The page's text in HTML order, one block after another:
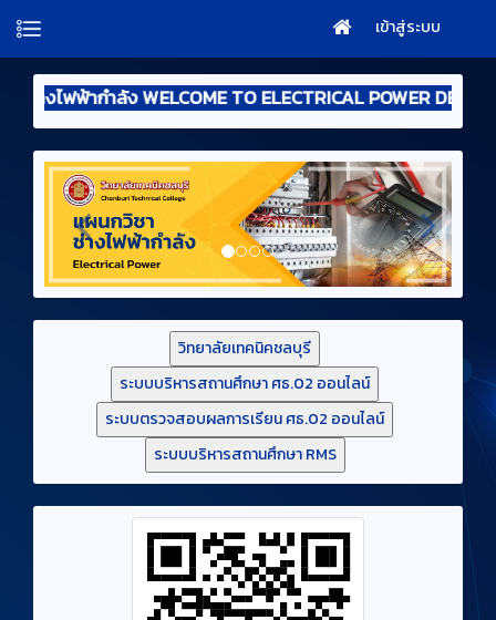
เข้าสู่ระบบ
สู่แผนกวิชาช่างไฟฟ้ากำลัง WELCOME TO ELECTRICAL
วิทยาลัยเทคนิคชลบุรี
ระบบบริหารสถานศึกษา ศธ.02 ออนไลน์
ระบบตรวจสอบผลการเรียน ศธ.02 ออนไลน์
ระบบบริหารสถานศึกษา RMS